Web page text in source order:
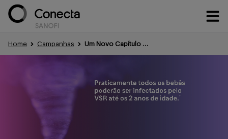
Conteúdos
Eventos
Home Campanhas Um Novo Capítulo na Prevenção do VSR